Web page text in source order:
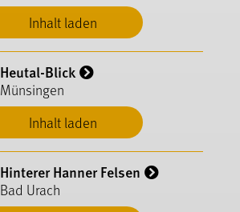
Inhalt laden
Inhalt laden
Heutal-Blick
Münsingen
Hinterer Hanner Felsen
Bad Urach